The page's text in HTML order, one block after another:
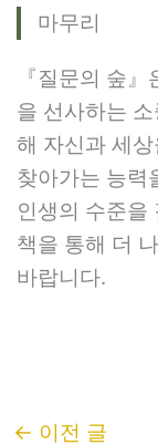
마무리
『질문의 숲
을 선사하는
해 자신과 세
찾아가는 능력
인생의 수준을
책을 통해 더
바랍니다.
← 이전 글